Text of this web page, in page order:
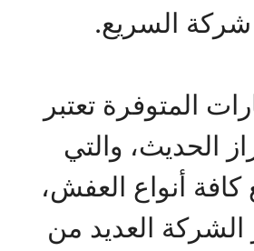
السريع.
المتوفرة تعتبر
الحديث، والتي
أنواع العفش،
العديد من